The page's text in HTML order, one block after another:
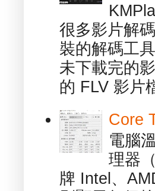
很多影片解
裝的解碼工
未下載完的
的 FLV 影片
Core
電腦
理器
牌 Intel、